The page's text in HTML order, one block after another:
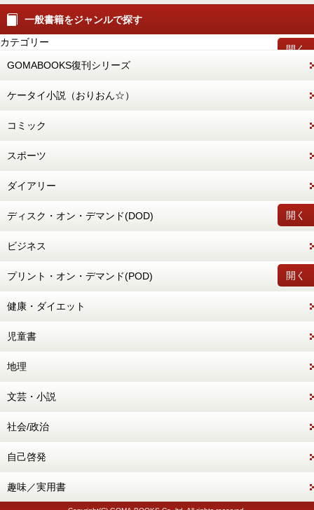
一般書籍をジャンルで探す
開く
カテゴリー
GOMABOOKS復刊シリーズ
ケータイ小説（おりおん☆）
コミック
スポーツ
ダイアリー
開く
ディスク・オン・デマンド(DOD)
ビジネス
開く
プリント・オン・デマンド(POD)
健康・ダイエット
児童書
地理
文芸・小説
社会/政治
自己啓発
趣味／実用書